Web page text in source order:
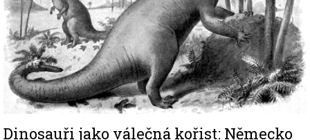
Dinosauři jako válečná kořist: Německo